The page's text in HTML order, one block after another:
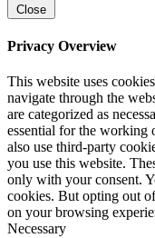
Close
Privacy Overview
This website uses
navigate through the
are categorized as
essential for the working
also use third-party
you use this website.
only with your consent.
cookies. But opting out
on your browsing
Necessary